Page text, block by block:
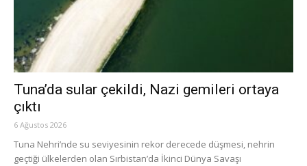
Tuna’da sular çekildi, Nazi gemileri ortaya
çıktı
6 Ağustos 2026
Tuna Nehri’nde su seviyesinin rekor derecede düşmesi, nehrin
geçtiği ülkelerden olan Sırbistan’da İkinci Dünya Savaşı